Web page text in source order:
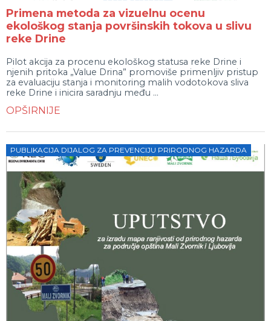
Primena metoda za vizuelnu ocenu
ekološkog stanja površinskih tokova u slivu
reke Drine
Pilot akcija za procenu ekološkog statusa reke Drine i
njenih pritoka „Value Drina” promoviše primenljiv pristup
za evaluaciju stanja i monitoring malih vodotokova sliva
reke Drine i inicira saradnju među ...
OPŠIRNIJE
PUBLIKACIJA DIJALOG ZA PREVENCIJU PRIRODNOG HAZARDA